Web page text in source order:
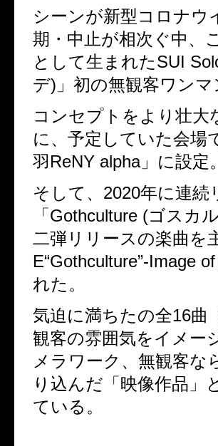
シーンが新型コロナウ
期・中止が相次ぐ中、
として生まれたSUI
デ)」初の無観客ワンマ
コンセプトをより壮大
に、予定していた会場
羽ReNY alpha」に設定。
そして、2020年に連
「Gothculture (ゴスカ
二弾リリースの楽曲を
E“Gothculture”-Image
れた。
気迫に満ちたの全16曲
観客の雰囲気をイメー
メラワーク、無観客な
り込んだ「映像作品」
ている。